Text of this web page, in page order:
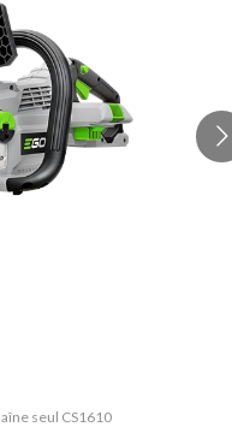
seul CS1610